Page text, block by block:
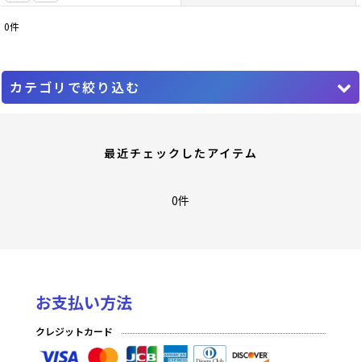
並び順:
0件
カテゴリで絞り込む
陰の実力者になりたくて！
俺だけレベルアップな件
最近チェックしたアイテム
0件
お支払い方法
クレジットカード